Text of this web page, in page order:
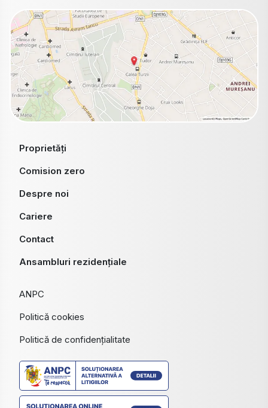
Proprietăți
Comision zero
Despre noi
Cariere
Contact
Ansambluri rezidențiale
ANPC
Politică cookies
Politică de confidențialitate